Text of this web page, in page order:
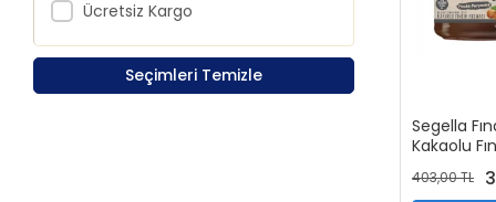
Ücretsiz Kargo
Seçimleri Temizle
Segella
Kakaolu
350gr ve
Original
403,00 TL